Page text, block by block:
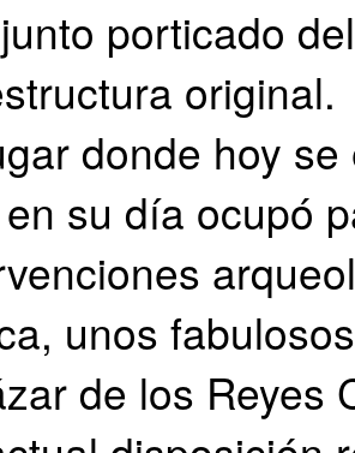
porticado
original.
donde hoy
su día ocupó
unos
de los Reyes